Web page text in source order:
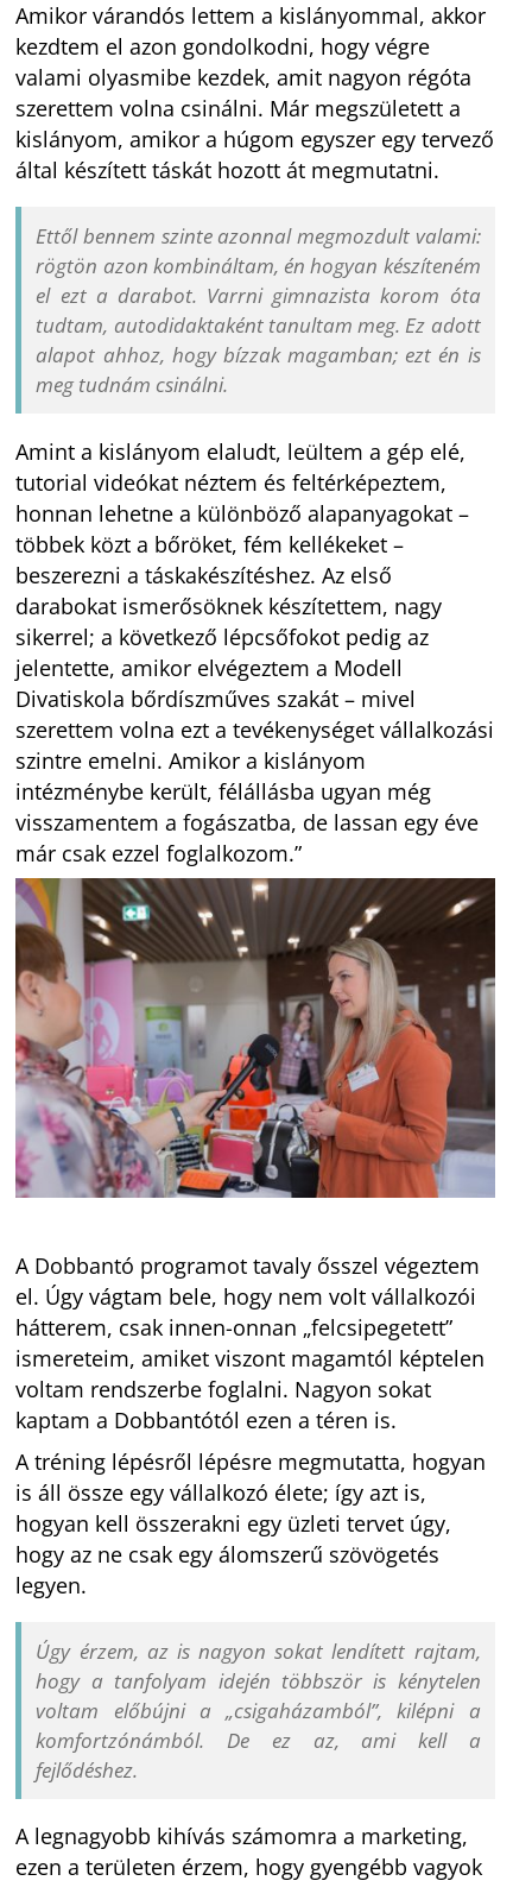
Amikor várandós lettem a kislányommal, akkor
kezdtem el azon gondolkodni, hogy végre
valami olyasmibe kezdek, amit nagyon régóta
szerettem volna csinálni. Már megszületett a
kislányom, amikor a húgom egyszer egy tervező
által készített táskát hozott át megmutatni.
Ettől bennem szinte azonnal megmozdult valami:
rögtön azon kombináltam, én hogyan készíteném
el ezt a darabot. Varrni gimnazista korom óta
tudtam, autodidaktaként tanultam meg. Ez adott
alapot ahhoz, hogy bízzak magamban; ezt én is
meg tudnám csinálni.
Amint a kislányom elaludt, leültem a gép elé,
tutorial videókat néztem és feltérképeztem,
honnan lehetne a különböző alapanyagokat –
többek közt a bőröket, fém kellékeket –
beszerezni a táskakészítéshez. Az első
darabokat ismerősöknek készítettem, nagy
sikerrel; a következő lépcsőfokot pedig az
jelentette, amikor elvégeztem a Modell
Divatiskola bőrdíszműves szakát – mivel
szerettem volna ezt a tevékenységet vállalkozási
szintre emelni. Amikor a kislányom
intézménybe került, félállásba ugyan még
visszamentem a fogászatba, de lassan egy éve
már csak ezzel foglalkozom.”
A Dobbantó programot tavaly ősszel végeztem
el. Úgy vágtam bele, hogy nem volt vállalkozói
hátterem, csak innen-onnan „felcsipegetett”
ismereteim, amiket viszont magamtól képtelen
voltam rendszerbe foglalni. Nagyon sokat
kaptam a Dobbantótól ezen a téren is.
A tréning lépésről lépésre megmutatta, hogyan
is áll össze egy vállalkozó élete; így azt is,
hogyan kell összerakni egy üzleti tervet úgy,
hogy az ne csak egy álomszerű szövögetés
legyen.
Úgy érzem, az is nagyon sokat lendített rajtam,
hogy a tanfolyam idején többször is kénytelen
voltam előbújni a „csigaházamból”, kilépni a
komfortzónámból. De ez az, ami kell a
fejlődéshez.
A legnagyobb kihívás számomra a marketing,
ezen a területen érzem, hogy gyengébb vagyok